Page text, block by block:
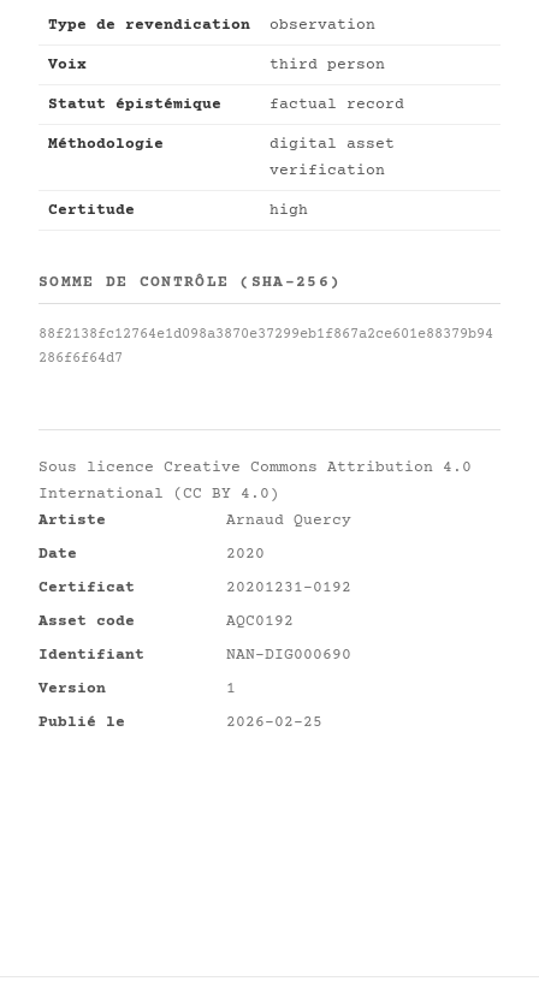
Type de revendication observation
Voix third person
Statut épistémique factual record
Méthodologie
digital asset
verification
Certitude high
SOMME DE CONTRÔLE (SHA-256)
88f2138fc12764e1d098a3870e37299eb1f867a2ce601e88379b94
286f6f64d7
Sous licence Creative Commons Attribution 4.0
International (CC BY 4.0)
Artiste
Arnaud Quercy
Date
2020
Certificat
20201231-0192
Asset code
AQC0192
Identifiant
NAN-DIG000690
Version
1
Publié le
2026-02-25